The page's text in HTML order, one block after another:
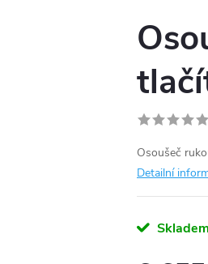
Osoušeč
Detailní
Skladem